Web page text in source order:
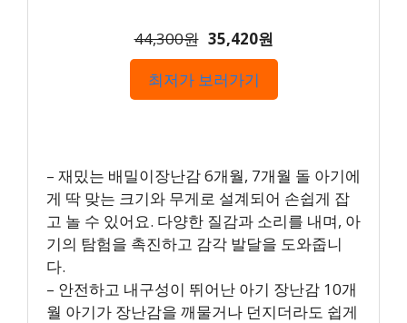
44,300원 35,420원
최저가 보러가기
– 재밌는 배밀이장난감 6개월, 7개월 돌 아기에
게 딱 맞는 크기와 무게로 설계되어 손쉽게 잡
고 놀 수 있어요. 다양한 질감과 소리를 내며, 아
기의 탐험을 촉진하고 감각 발달을 도와줍니
다.
– 안전하고 내구성이 뛰어난 아기 장난감 10개
월 아기가 장난감을 깨물거나 던지더라도 쉽게